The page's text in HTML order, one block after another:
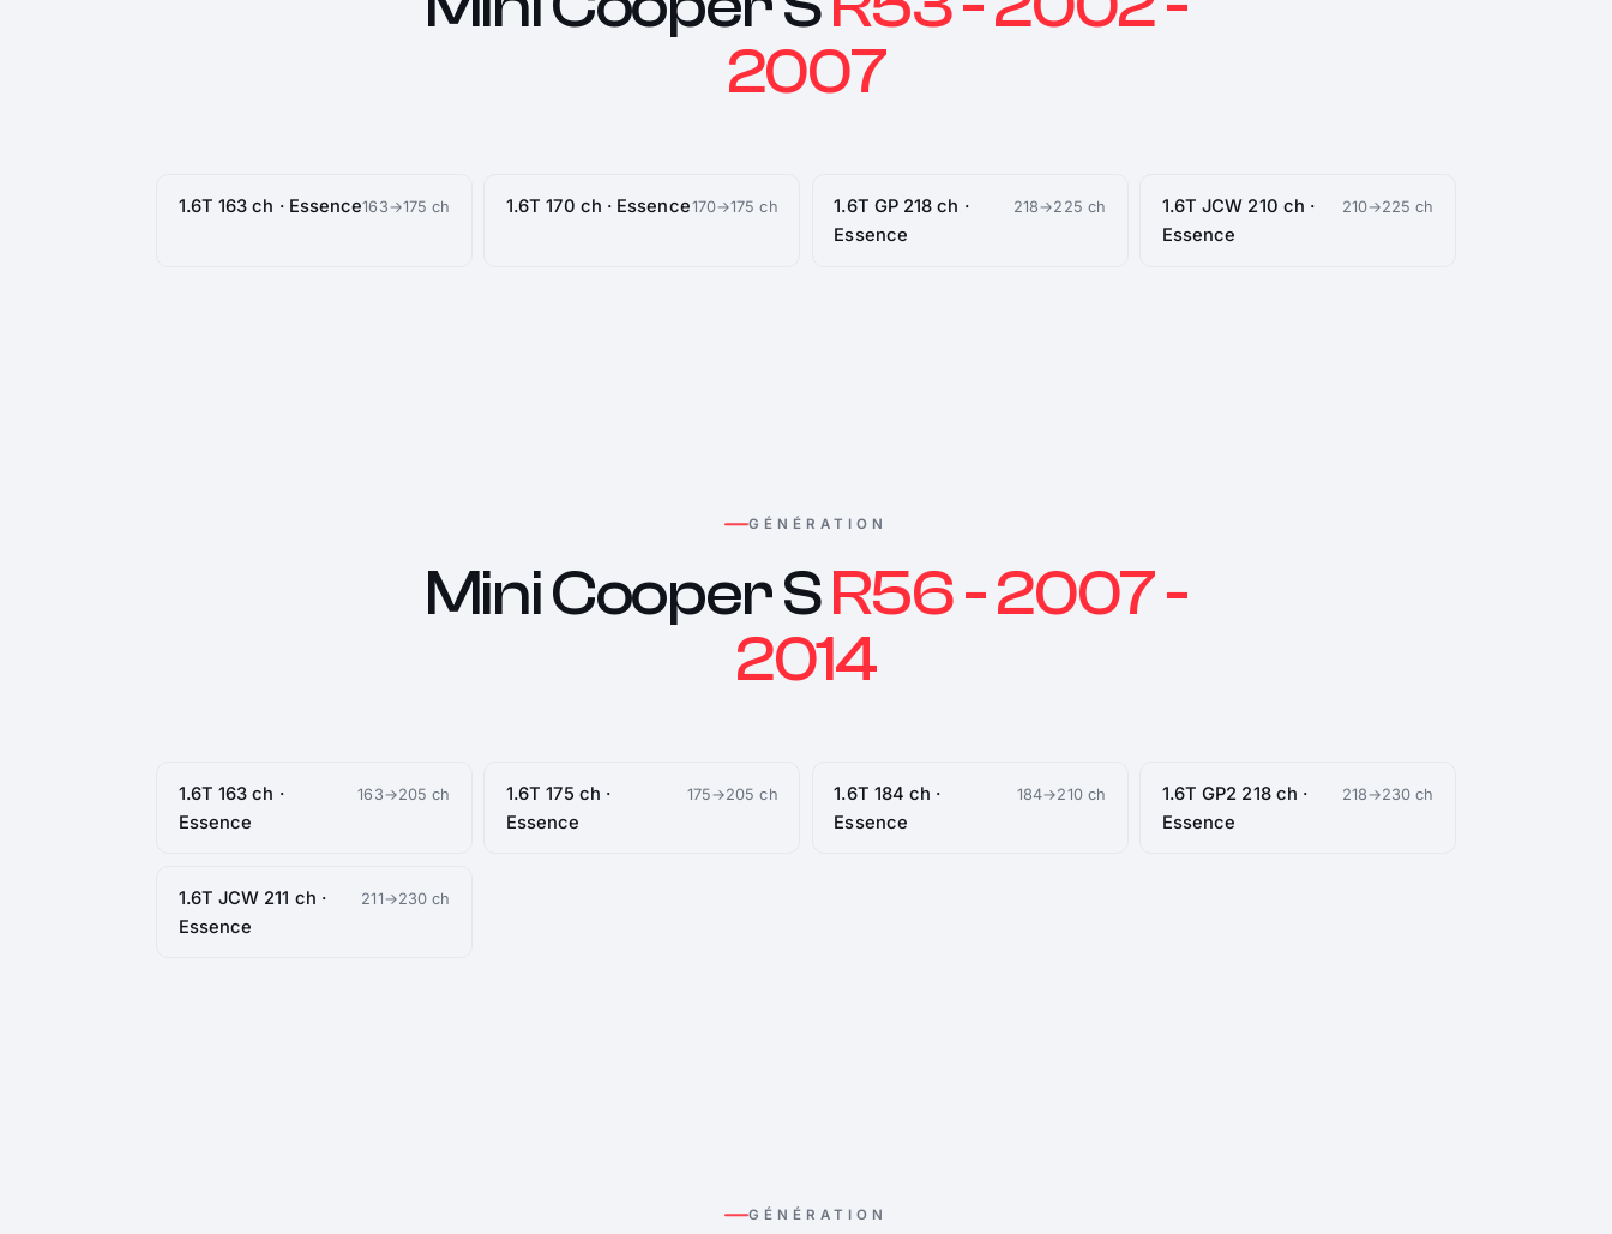
2007
1.6T 163 ch · Essence163→175 ch 1.6T 170 ch · Essence170→175 ch
1.6T GP 218 ch ·
Essence
218→225 ch
1.6T JCW 210 ch ·
Essence
210→225 ch
GÉNÉRATION
Mini Cooper SR56 - 2007 -
2014
1.6T 163 ch ·
Essence
163→205 ch
1.6T 175 ch ·
Essence
175→205 ch
1.6T 184 ch ·
Essence
184→210 ch
1.6T GP2 218 ch ·
Essence
218→230 ch
1.6T JCW 211 ch ·
Essence
211→230 ch
GÉNÉRATION